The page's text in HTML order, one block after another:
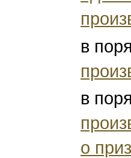
в
в
о